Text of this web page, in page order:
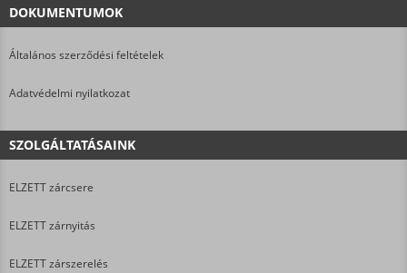
DOKUMENTUMOK
Általános szerződési feltételek
Adatvédelmi nyilatkozat
SZOLGÁLTATÁSAINK
ELZETT zárcsere
ELZETT zárnyitás
ELZETT zárszerelés